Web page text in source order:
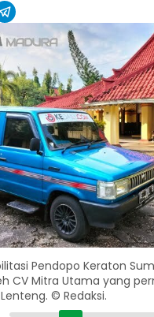
Pendopo Keraton
CV Mitra Utama yang
© Redaksi.